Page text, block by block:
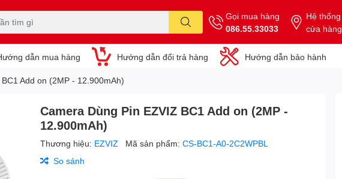
Gọi mua hàng
086.55.33033
Hệ thống
cửa hàng
dẫn mua hàng Hướng dẫn đổi trả hàng Hướng dẫn bảo hành
Add on (2MP - 12.900mAh)
Camera Dùng Pin EZVIZ BC1 Add on (2MP -
12.900mAh)
Thương hiệu: EZVIZ Mã sản phẩm:CS-BC1-A0-2C2WPBL
So sánh